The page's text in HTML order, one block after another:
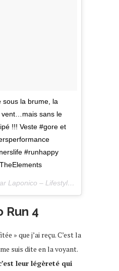
sous la brume, la
vent…mais sans le
!!! Veste #gore et
#runhappy
Une photo publiée par Laponico – Lifestyle & Outdoor (@laponico) le
Run 4
» que j’ai reçu. C’est la
suis dite en la voyant.
leur légèreté qui